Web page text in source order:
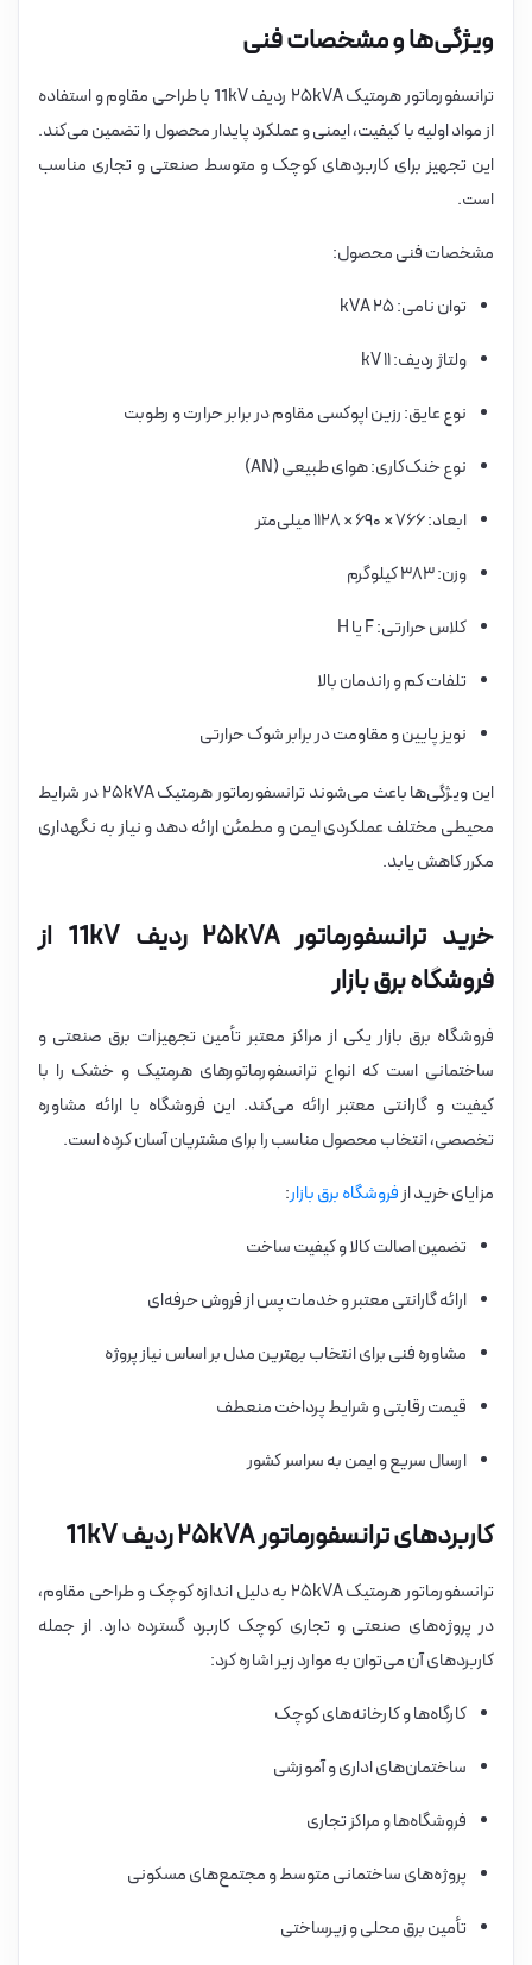
ویژگی‌ها و مشخصات فنی
ترانسفورماتور هرمتیک ۲۵kVA ردیف 11kV با طراحی مقاوم و استفاده
از مواد اولیه با کیفیت، ایمنی و عملکرد پایدار محصول را تضمین می‌کند.
این تجهیز برای کاربردهای کوچک و متوسط صنعتی و تجاری مناسب
است.
مشخصات فنی محصول:
توان نامی: ۲۵ kVA
ولتاژ ردیف: ۱۱ kV
نوع عایق: رزین اپوکسی مقاوم در برابر حرارت و رطوبت
نوع خنک‌کاری: هوای طبیعی (AN)
ابعاد: ۷۶۶ × ۶۹۰ × ۱۱۲۸ میلی‌متر
وزن: ۳۸۳ کیلوگرم
کلاس حرارتی: F یا H
تلفات کم و راندمان بالا
نویز پایین و مقاومت در برابر شوک حرارتی
این ویژگی‌ها باعث می‌شوند ترانسفورماتور هرمتیک ۲۵kVA در شرایط
محیطی مختلف عملکردی ایمن و مطمئن ارائه دهد و نیاز به نگهداری
مکرر کاهش یابد.
خرید ترانسفورماتور ۲۵kVA ردیف 11kV از
فروشگاه برق بازار
فروشگاه برق بازار یکی از مراکز معتبر تأمین تجهیزات برق صنعتی و
ساختمانی است که انواع ترانسفورماتورهای هرمتیک و خشک را با
کیفیت و گارانتی معتبر ارائه می‌کند. این فروشگاه با ارائه مشاوره
تخصصی، انتخاب محصول مناسب را برای مشتریان آسان کرده است.
مزایای خرید ازفروشگاه برق بازار:
تضمین اصالت کالا و کیفیت ساخت
ارائه گارانتی معتبر و خدمات پس از فروش حرفه‌ای
مشاوره فنی برای انتخاب بهترین مدل بر اساس نیاز پروژه
قیمت رقابتی و شرایط پرداخت منعطف
ارسال سریع و ایمن به سراسر کشور
کاربردهای ترانسفورماتور ۲۵kVA ردیف 11kV
ترانسفورماتور هرمتیک ۲۵kVA به دلیل اندازه کوچک و طراحی مقاوم،
در پروژه‌های صنعتی و تجاری کوچک کاربرد گسترده دارد. از جمله
کاربردهای آن می‌توان به موارد زیر اشاره کرد:
کارگاه‌ها و کارخانه‌های کوچک
ساختمان‌های اداری و آموزشی
فروشگاه‌ها و مراکز تجاری
پروژه‌های ساختمانی متوسط و مجتمع‌های مسکونی
تأمین برق محلی و زیرساختی